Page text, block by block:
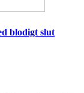
blodigt slut